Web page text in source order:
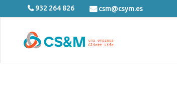
932 264 826 csm@csym.es